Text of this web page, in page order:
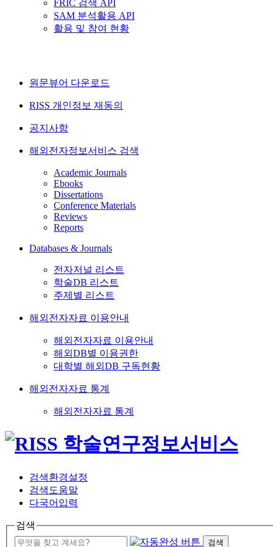
FRIC 검색 API
SAM 분석활용 API
활용 및 참여 현황
원문뷰어 다운로드
RISS 개인정보 재동의
공지사항
해외전자정보서비스 검색
Academic Journals
Ebooks
Dissertations
Conference Materials
Reviews
Reports
Databases & Journals
전자저널 리스트
학술DB 리스트
주제별 리스트
해외전자자료 이용안내
해외전자자료 이용안내
해외DB별 이용권한
대학별 해외DB 구독현황
해외전자자료 통계
해외전자자료 통계
검색환경설정
검색도움말
다국어입력
검색
검색